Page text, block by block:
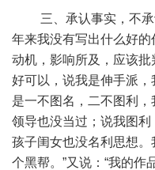
三、承认事实，不承
年来我没有写出什么好
动机，影响所及，应该批
好可以，说我是伸手派
是一不图名，二不图利
领导也没当过；说我图
孩子闺女也没名利思想
个黑帮。”又说：“我的作